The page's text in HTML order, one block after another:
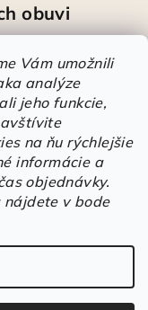
Vám umožnili
analýze
jeho funkcie,
na ňu rýchlejšie
informácie a
objednávky.
nájdete v bode
obuvi
Športové pracovné poltopánky PRESTIGE CLASSIC biele
vyhradené.